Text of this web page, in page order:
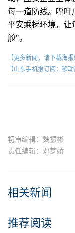
每一道防线。呼吁
平安乘梯环境，
舱"。
【更多新闻，请下载海
【山东手机报订阅：移
初审编辑：魏振彬
责任编辑：邓梦娇
相关新闻
推荐阅读